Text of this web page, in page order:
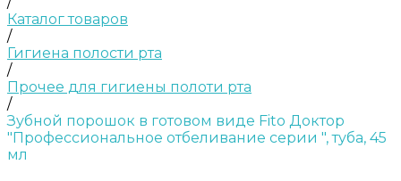
Каталог товаров
/
Гигиена полости рта
/
Прочее для гигиены полоти рта
/
Зубной порошок в готовом виде Fito Доктор
"Профессиональное отбеливание серии ", туба, 45
мл